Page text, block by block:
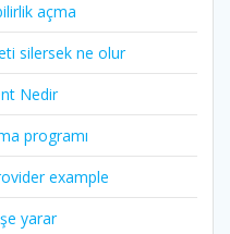
açma
silersek ne olur
Nedir
programı
example
yarar